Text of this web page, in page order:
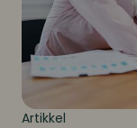
Artikkel